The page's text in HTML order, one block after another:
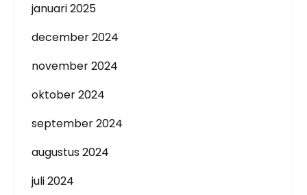
januari 2025
december 2024
november 2024
oktober 2024
september 2024
augustus 2024
juli 2024